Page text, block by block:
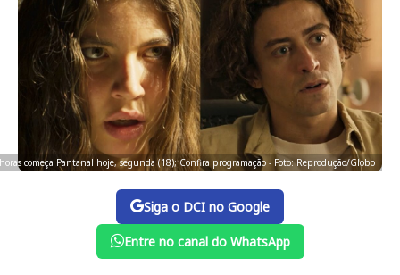
começa Pantanal hoje, segunda (18); Confira programação - Foto: Reprodução/Globo
Siga o DCI no Google
Entre no canal do WhatsApp